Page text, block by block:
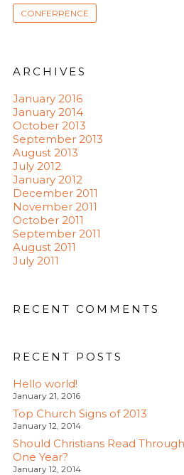
CONFERRENCE
ARCHIVES
January 2016
January 2014
October 2013
September 2013
August 2013
July 2012
January 2012
December 2011
November 2011
October 2011
September 2011
August 2011
July 2011
RECENT COMMENTS
RECENT POSTS
Hello world!
January 21, 2016
Top Church Signs of 2013
January 12, 2014
Should Christians Read
One Year?
January 12, 2014